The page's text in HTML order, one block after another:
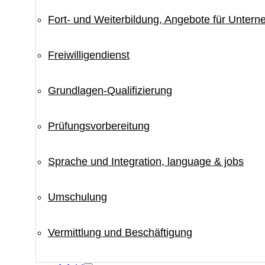
Fort- und Weiterbildung, Angebote für
Freiwilligendienst
Grundlagen-Qualifizierung
Prüfungsvorbereitung
Sprache und Integration, language & jobs
Umschulung
Vermittlung und Beschäftigung